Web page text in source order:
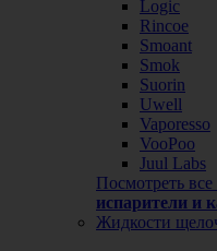
Logic
Rincoe
Smoant
Smok
Suorin
Uwell
Vaporesso
VooPoo
Juul Labs
Посмотреть
испарители и
Жидкости